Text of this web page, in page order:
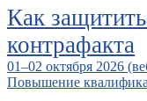
Как
контрафакта
01–02 октября 2026
Повышение